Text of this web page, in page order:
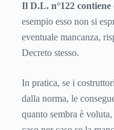
Il D.L. n°122
esempio esso non si
eventuale mancanza,
Decreto stesso.
In pratica, se i
dalla norma, le
quanto sembra è